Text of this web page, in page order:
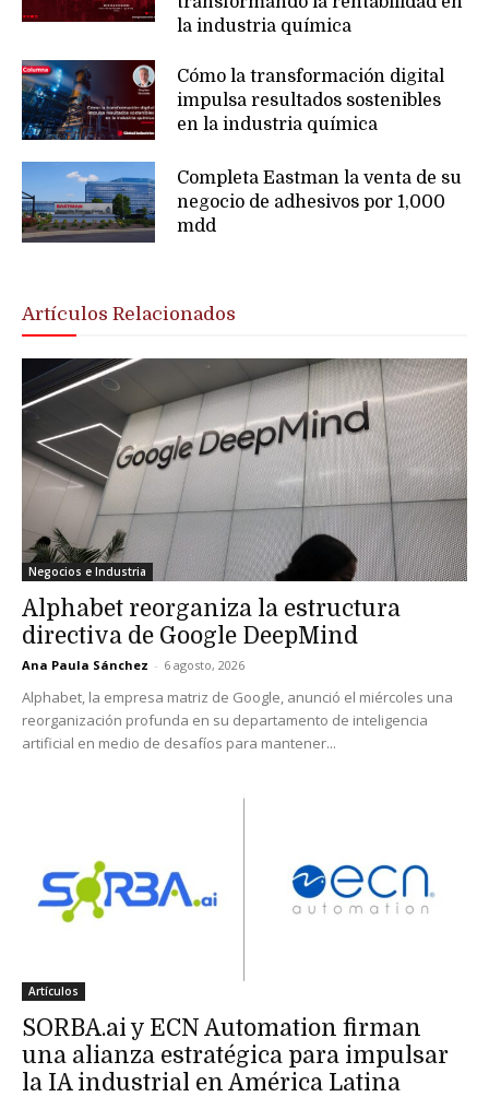
la industria química
Cómo la transformación digital
impulsa resultados sostenibles
en la industria química
Completa Eastman la venta de su
negocio de adhesivos por 1,000
mdd
Artículos Relacionados
Negocios e Industria
Alphabet reorganiza la estructura
directiva de Google DeepMind
Ana Paula Sánchez - 6 agosto, 2026
Alphabet, la empresa matriz de Google, anunció el miércoles una
reorganización profunda en su departamento de inteligencia
artificial en medio de desafíos para mantener...
Artículos
SORBA.ai y ECN Automation firman
una alianza estratégica para impulsar
la IA industrial en América Latina